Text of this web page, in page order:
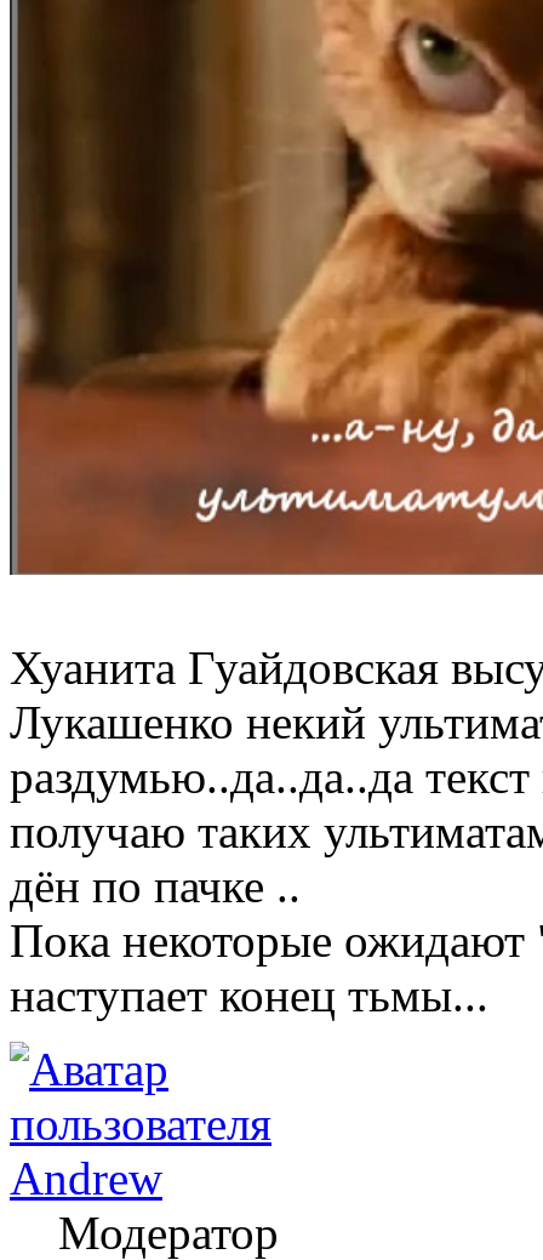
Хуанита Гуайдовская
Лукашенко некий
раздумью..да..да..да
получаю таких
дён по пачке ..
Пока некоторые ожидают
наступает конец тьмы...
Andrew
Модератор